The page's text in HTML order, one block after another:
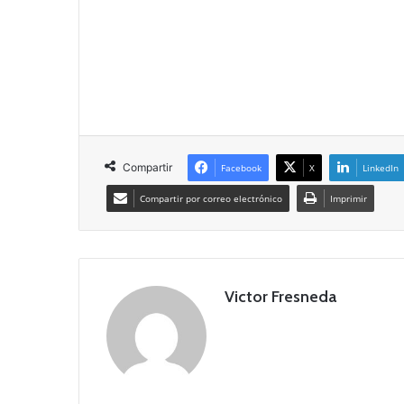
Compartir Facebook X LinkedIn
Compartir por correo electrónico Imprimir
Victor Fresneda